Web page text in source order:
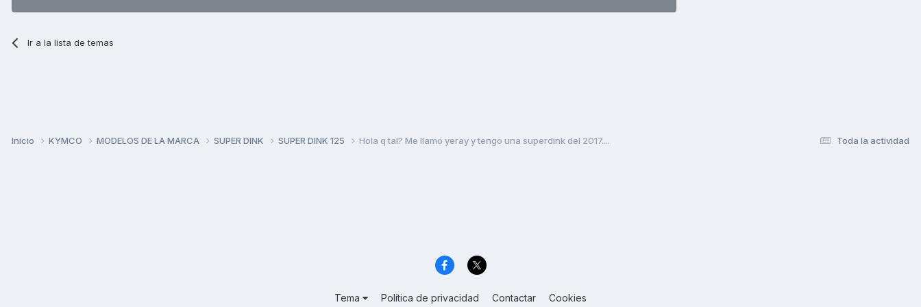
Ir a la lista de temas
Toda la actividad
Inicio KYMCO MODELOS DE LA MARCA SUPER DINK SUPER DINK 125 Hola q tal? Me llamo yeray y tengo una superdink del 2017....
Tema Política de privacidad Contactar Cookies